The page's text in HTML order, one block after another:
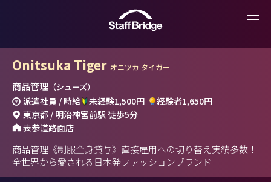
Onitsuka Tiger オニツカ タイガー
商品管理 （シューズ）
派遣社員 / 時給 未経験1,500円
経験者1,650円
東京都 / 明治神宮前駅 徒歩5分
表参道路面店
商品管理《制服全身貸与》直接雇用への切り替え実績多数！
全世界から愛される日本発ファッションブランド